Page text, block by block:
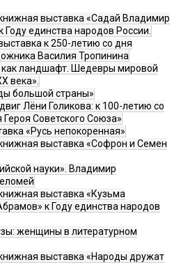
выставка «Садай Владимир
Году единства народов России.
к 250-летию со дня
Василия Тропинина
как ландшафт. Шедевры мировой
века».
большой страны»
Лёни Голикова: к 100-летию со
Советского Союза»
«Русь непокоренная»
выставка «Софрон и Семен
науки». Владимир
выставка «Кузьма
к Году единства народов
женщины в литературном
выставка «Народы дружат